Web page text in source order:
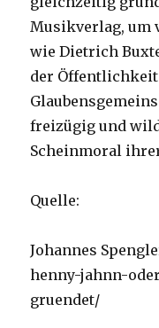
Musikverlag, um
wie Dietrich
der
freizügig und
Scheinmoral
Quelle:
Johannes
henny-jahnn-
gruendet/